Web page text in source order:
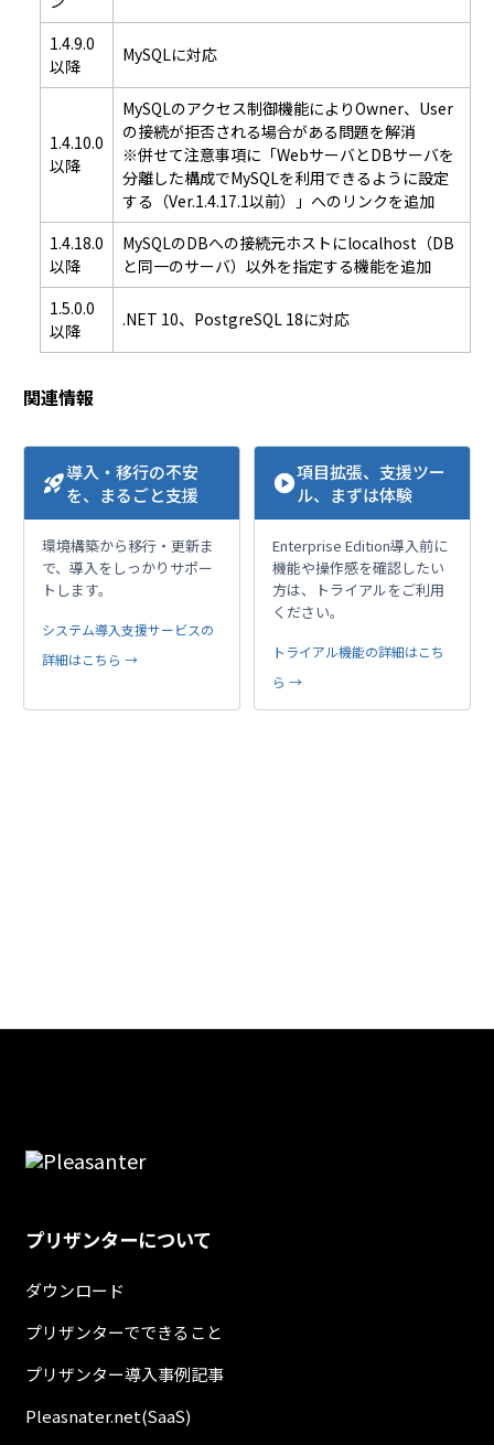
1.4.9.0
以降
MySQLに対応
1.4.10.0
以降
MySQLのアクセス制御機能によりOwner、User
の接続が拒否される場合がある問題を解消
※併せて注意事項に「WebサーバとDBサーバを
分離した構成でMySQLを利用できるように設定
する（Ver.1.4.17.1以前）
」へのリンクを追加
1.4.18.0
以降
MySQLのDBへの接続元ホストにlocalhost（DB
と同一のサーバ）以外を指定する機能を追加
1.5.0.0
以降
.NET 10、PostgreSQL 18に対応
関連情報
rocket_launch導入・移行の不安
を、まるごと支援
環境構築から移行・更新ま
で、導入をしっかりサポー
トします。
システム導入支援サービスの
詳細はこちら →
play_circle項目拡張、支援ツー
ル、まずは体験
Enterprise Edition導入前に
機能や操作感を確認したい
方は、トライアルをご利用
ください。
トライアル機能の詳細はこち
ら →
プリザンターについて
ダウンロード
プリザンターでできること
プリザンター導入事例記事
Pleasnater.net(SaaS)